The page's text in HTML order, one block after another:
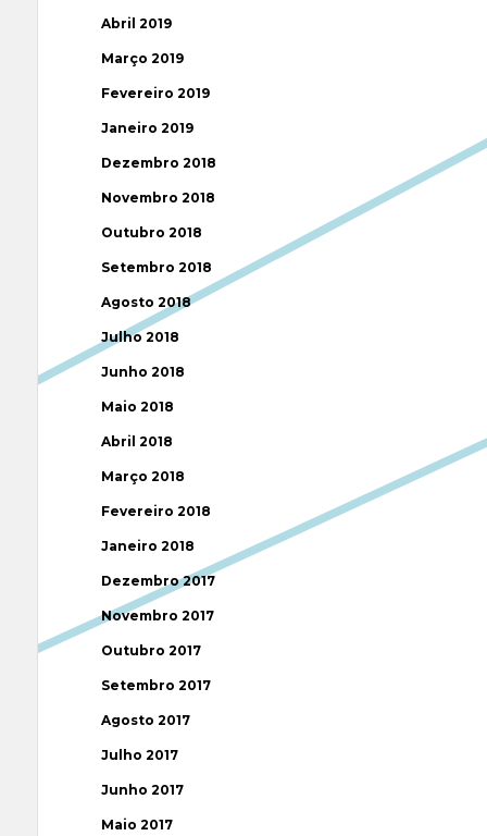
Abril 2019
Março 2019
Fevereiro 2019
Janeiro 2019
Dezembro 2018
Novembro 2018
Outubro 2018
Setembro 2018
Agosto 2018
Julho 2018
Junho 2018
Maio 2018
Abril 2018
Março 2018
Fevereiro 2018
Janeiro 2018
Dezembro 2017
Novembro 2017
Outubro 2017
Setembro 2017
Agosto 2017
Julho 2017
Junho 2017
Maio 2017